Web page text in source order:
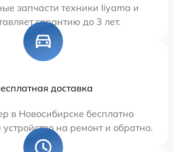
запчасти техники Iiyama и
гарантию до 3 лет.
доставка
в Новосибирске бесплатно
на ремонт и обратно.